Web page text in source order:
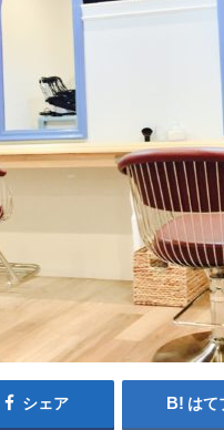
シェア はて